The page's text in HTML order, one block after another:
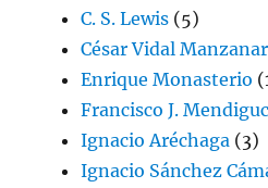
C. S. Lewis (5)
César Vidal
Enrique Monasterio
Francisco J.
Ignacio Aréchaga (3)
Ignacio Sánchez